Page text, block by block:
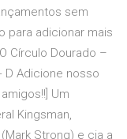
sem
para adicionar mais
Círculo Dourado –
D Adicione nosso
Um
Kingsman,
Strong) e cia a